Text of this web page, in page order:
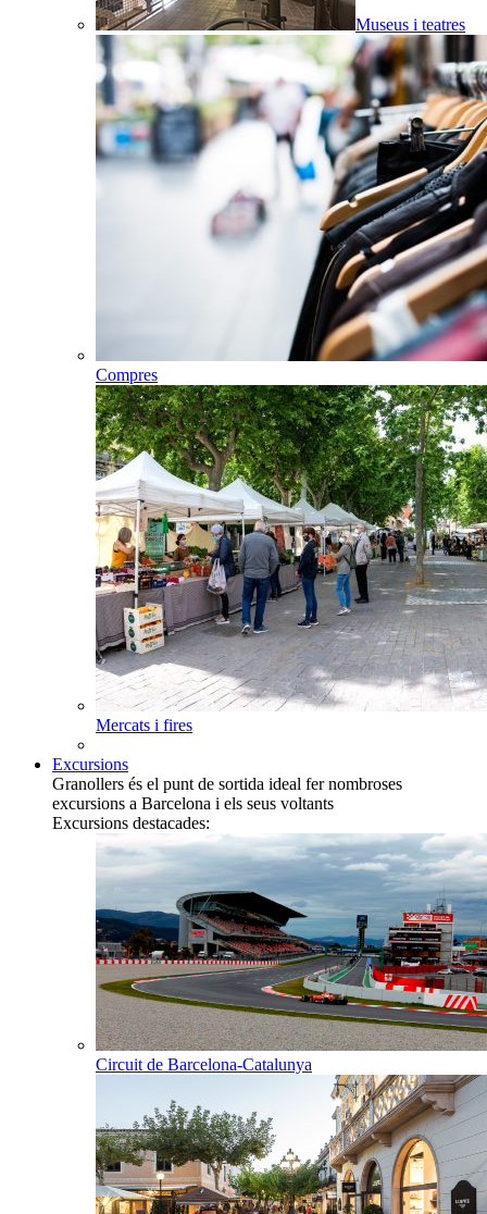
Museus i teatres
Compres
Mercats i fires
Excursions
Granollers és el punt de sortida ideal fer nombroses
excursions a Barcelona i els seus voltants
Excursions destacades:
Circuit de Barcelona-Catalunya